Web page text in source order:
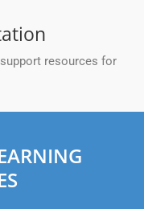
resources for